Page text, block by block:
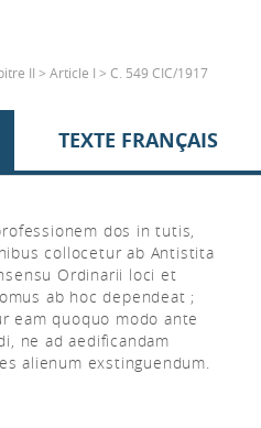
II > Article I > C. 549 CIC/1917
TEXTE FRANÇAIS
dos in tutis,
collocetur ab Antistita
Ordinarii loci et
ab hoc dependeat ;
eam quoquo modo ante
ne ad aedificandam
alienum exstinguendum.